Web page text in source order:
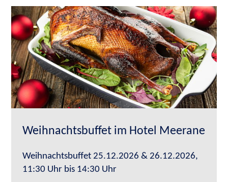
Weihnachtsbuffet im Hotel Meerane
Weihnachtsbuffet 25.12.2026 & 26.12.2026,
11:30 Uhr bis 14:30 Uhr